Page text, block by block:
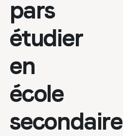
pars
étudier
en
école
secondaire